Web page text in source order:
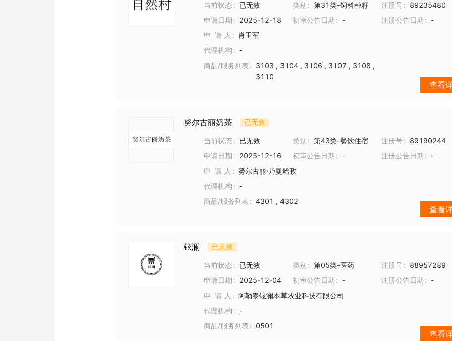
当前状态 已无效 类别 第31类-饲料种籽 注册号
89235480
申请日期
2025-12-18 初审公告日期 - 注册公告日期
-
申 请 人
肖玉军
代理机构
-
商品/服务列表
3103 , 3104 , 3106 , 3107 , 3108 ,
3110
查看
努尔古丽奶茶 已无效
当前状态 已无效 类别 第43类-餐饮住宿 注册号
89190244
申请日期
2025-12-16 初审公告日期 - 注册公告日期
-
申 请 人
努尔古丽·乃曼哈孜
代理机构
-
商品/服务列表
4301 , 4302
查看
铉澜 已无效
当前状态 已无效 类别 第05类-医药 注册号
88957289
申请日期
2025-12-04 初审公告日期 - 注册公告日期
-
申 请 人
阿勒泰铉澜本草农业科技有限公司
代理机构
-
商品/服务列表
0501
查看